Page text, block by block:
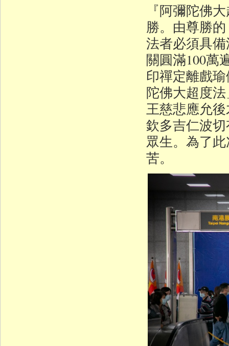
『阿彌陀佛
勝。由尊勝
法者必須具
關圓滿100萬
印禪定離戲
陀佛大超度
王慈悲應允
欽多吉仁波
眾生。為了
苦。